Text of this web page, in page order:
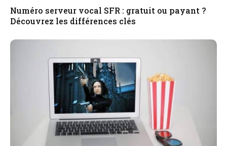
Numéro serveur vocal SFR : gratuit ou payant ?
Découvrez les différences clés